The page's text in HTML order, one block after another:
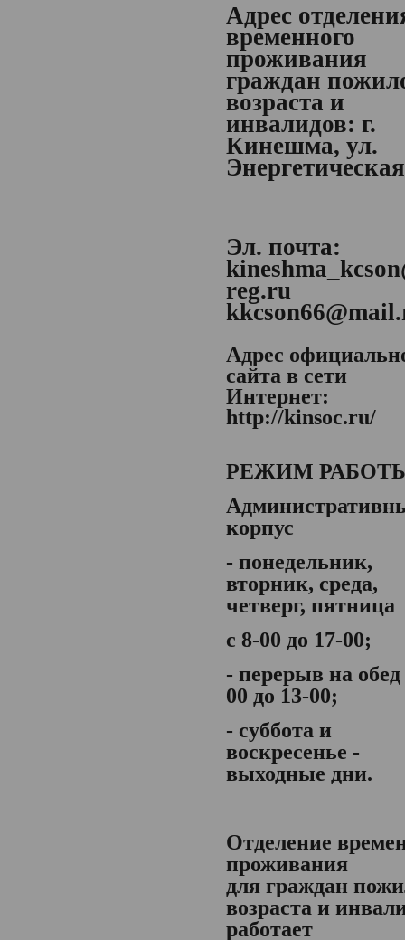
Адрес
временного
проживания
граждан
возраста и
инвалидов: г.
Кинешма, ул.
Эл. почта:
reg.ru
Адрес
сайта в сети
Интернет:
http://kinsoc.ru/
РЕЖИМ
корпус
- понедельник,
вторник, среда,
четверг, пятница
с 8-00 до 17-00;
- перерыв на обед
00 до 13-00;
- суббота и
воскресенье -
выходные дни.
Отделение
проживания
для граждан
возраста и
работает